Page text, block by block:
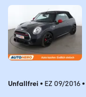
Unfallfrei • EZ 09/2016•